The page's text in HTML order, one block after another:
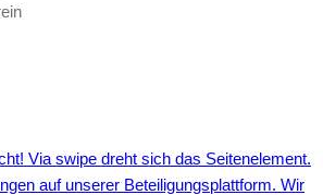
auf unserer Beteiligungsplattform. Wir